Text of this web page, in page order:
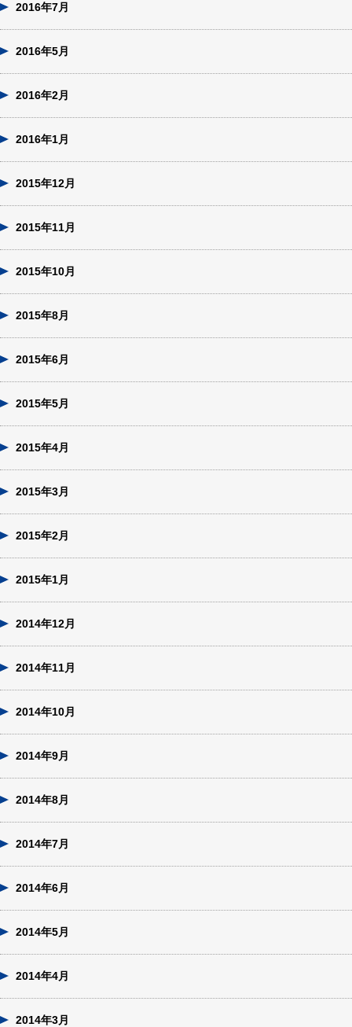
2016年7月
2016年5月
2016年2月
2016年1月
2015年12月
2015年11月
2015年10月
2015年8月
2015年6月
2015年5月
2015年4月
2015年3月
2015年2月
2015年1月
2014年12月
2014年11月
2014年10月
2014年9月
2014年8月
2014年7月
2014年6月
2014年5月
2014年4月
2014年3月